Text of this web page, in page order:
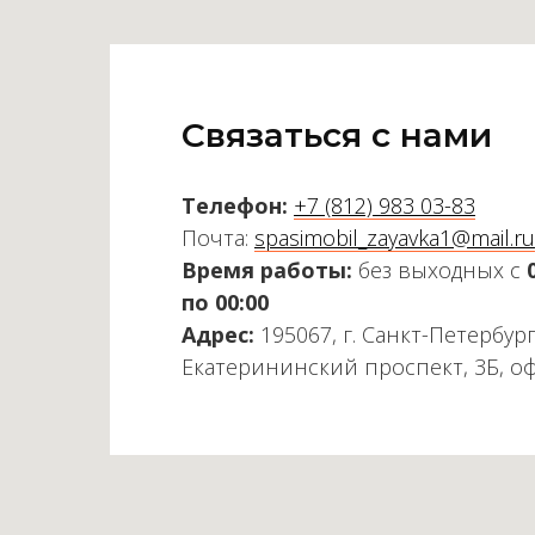
Связаться с нами
Телефон: +7 (812) 983 03-83
Почта: spasimobil_zayavka1@mail.ru
Время работы: без выходных с
по 00:00
Адрес: 195067, г. Санкт-
Екатерининский проспект, 3Б,